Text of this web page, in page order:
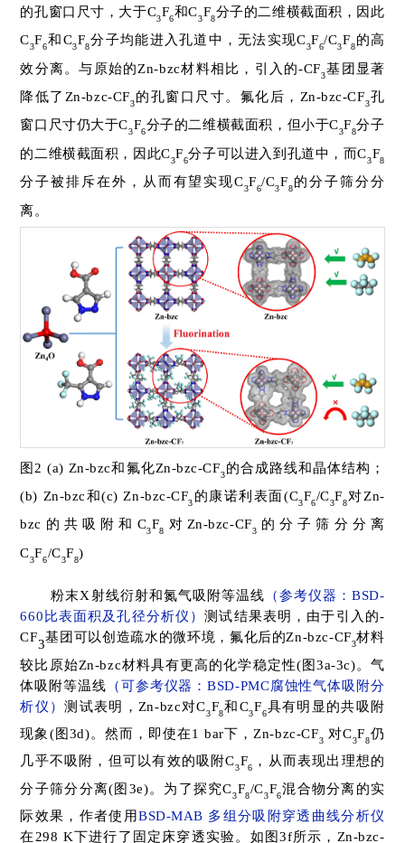
的孔窗口尺寸，大于C3F6和C3F8分子的二维横截面积，因此
C3F6和C3F8分子均能进入孔道中，无法实现C3F6/C3F8的高
效分离。与原始的Zn-bzc材料相比，引入的-CF3基团显著
降低了Zn-bzc-CF3的孔窗口尺寸。氟化后，Zn-bzc-CF3孔
窗口尺寸仍大于C3F6分子的二维横截面积，但小于C3F8分子
的二维横截面积，因此C3F6分子可以进入到孔道中，而C3F8
分子被排斥在外，从而有望实现C3F6/C3F8的分子筛分分
离。
图2 (a) Zn-bzc和氟化Zn-bzc-CF3的合成路线和晶体结构；
(b) Zn-bzc和(c) Zn-bzc-CF3 的康诺利表面(C3F6/C3F8对Zn-
bzc的共吸附和C3F8 对Zn-bzc-CF3 的分子筛分分离
C3F6/C3F8)
粉末X射线衍射和氮气吸附等温线 （参考仪器：BSD-
660比表面积及孔径分析仪）测试结果表明，由于引入的-
CF3基团可以创造疏水的微环境，氟化后的Zn-bzc-CF3材料
较比原始Zn-bzc材料具有更高的化学稳定性(图3a-3c)。气
体吸附等温线 （可参考仪器：BSD-PMC腐蚀性气体吸附分
析仪）测试表明，Zn-bzc对C3F8和C3F6具有明显的共吸附
现象(图3d)。然而，即使在1 bar下，Zn-bzc-CF3 对C3F8仍
几乎不吸附，但可以有效的吸附C3F6
，从而表现出理想的
分子筛分分离(图3e)。为了探究C3F8/C3F6混合物分离的实
际效果，作者使用BSD-MAB 多组分吸附穿透曲线分析仪
在298 K下进行了固定床穿透实验。如图3f所示，Zn-bzc-